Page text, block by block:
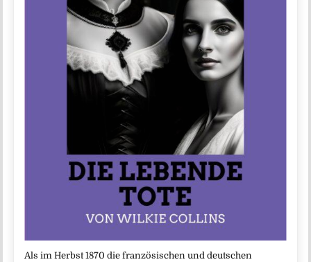
Als im Herbst 1870 die französischen und deutschen